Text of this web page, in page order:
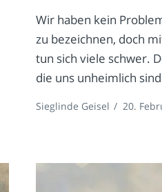
Wir haben kein
zu bezeichnen, doch
tun sich viele schwer.
die uns unheimlich
Sieglinde Geisel / 20.